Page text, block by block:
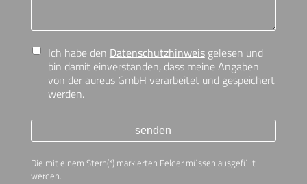
Ich habe den Datenschutzhinweisgelesen und
bin damit einverstanden, dass meine Angaben
von der aureus GmbH verarbeitet und gespeichert
werden.
senden
Die mit einem Stern(*) markierten Felder müssen ausgefüllt
werden.